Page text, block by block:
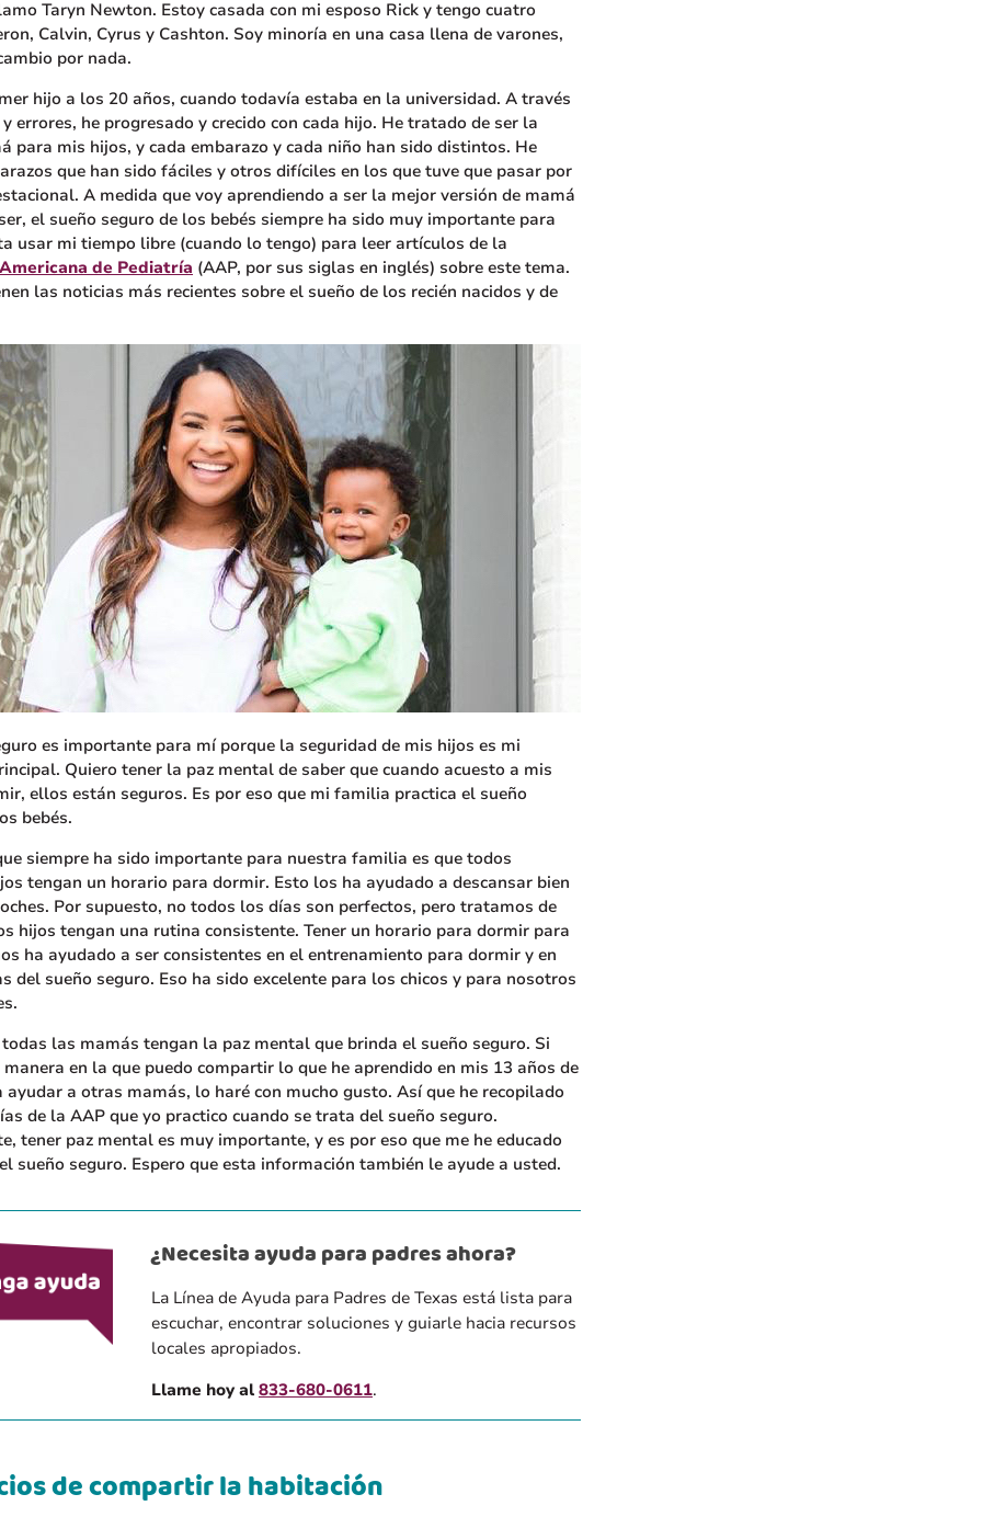
Taryn Newton. Estoy casada con mi esposo Rick y tengo cuatro
Calvin, Cyrus y Cashton. Soy minoría en una casa llena de varones,
por nada.
hijo a los 20 años, cuando todavía estaba en la universidad. A través
errores, he progresado y crecido con cada hijo. He tratado de ser la
para mis hijos, y cada embarazo y cada niño han sido distintos. He
que han sido fáciles y otros difíciles en los que tuve que pasar por
A medida que voy aprendiendo a ser la mejor versión de mamá
el sueño seguro de los bebés siempre ha sido muy importante para
usar mi tiempo libre (cuando lo tengo) para leer artículos de la
de Pediatría (AAP, por sus siglas en inglés) sobre este tema.
las noticias más recientes sobre el sueño de los recién nacidos y de
es importante para mí porque la seguridad de mis hijos es mi
Quiero tener la paz mental de saber que cuando acuesto a mis
ellos están seguros. Es por eso que mi familia practica el sueño
bebés.
siempre ha sido importante para nuestra familia es que todos
tengan un horario para dormir. Esto los ha ayudado a descansar bien
Por supuesto, no todos los días son perfectos, pero tratamos de
hijos tengan una rutina consistente. Tener un horario para dormir para
ha ayudado a ser consistentes en el entrenamiento para dormir y en
del sueño seguro. Eso ha sido excelente para los chicos y para nosotros
las mamás tengan la paz mental que brinda el sueño seguro. Si
en la que puedo compartir lo que he aprendido en mis 13 años de
ayudar a otras mamás, lo haré con mucho gusto. Así que he recopilado
de la AAP que yo practico cuando se trata del sueño seguro.
tener paz mental es muy importante, y es por eso que me he educado
sueño seguro. Espero que esta información también le ayude a usted.
¿Necesita ayuda para padres ahora?
La Línea de Ayuda para Padres de Texas está lista para
escuchar, encontrar soluciones y guiarle hacia recursos
locales apropiados.
Llame hoy al 833-680-0611.
de compartir la habitación